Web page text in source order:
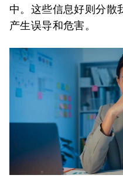
中。这些信息好则分散
产生误导和危害。